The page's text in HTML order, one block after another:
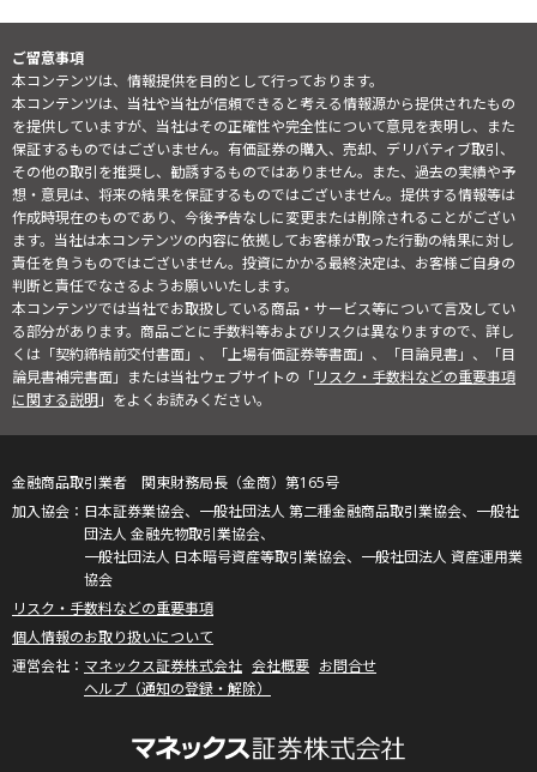
ご留意事項
本コンテンツは、情報提供を目的として行っております。
本コンテンツは、当社や当社が信頼できると考える情報源から提供されたもの
を提供していますが、当社はその正確性や完全性について意見を表明し、また
保証するものではございません。有価証券の購入、売却、デリバティブ取引、
その他の取引を推奨し、勧誘するものではありません。また、過去の実績や予
想・意見は、将来の結果を保証するものではございません。提供する情報等は
作成時現在のものであり、今後予告なしに変更または削除されることがござい
ます。当社は本コンテンツの内容に依拠してお客様が取った行動の結果に対し
責任を負うものではございません。投資にかかる最終決定は、お客様ご自身の
判断と責任でなさるようお願いいたします。
本コンテンツでは当社でお取扱している商品・サービス等について言及してい
る部分があります。商品ごとに手数料等およびリスクは異なりますので、詳し
くは「契約締結前交付書面」、「上場有価証券等書面」、「目論見書」、「目
論見書補完書面」または当社ウェブサイトの「リスク・手数料などの重要事項
に関する説明」をよくお読みください。
金融商品取引業者 関東財務局長（金商）第165号
日本証券業協会、一般社団法人 第二種金融商品取引業協会、一般社
団法人 金融先物取引業協会、
一般社団法人 日本暗号資産等取引業協会、一般社団法人 資産運用業
協会
リスク・手数料などの重要事項
個人情報のお取り扱いについて
マネックス証券株式会社 会社概要 お問合せ
ヘルプ（通知の登録・解除）